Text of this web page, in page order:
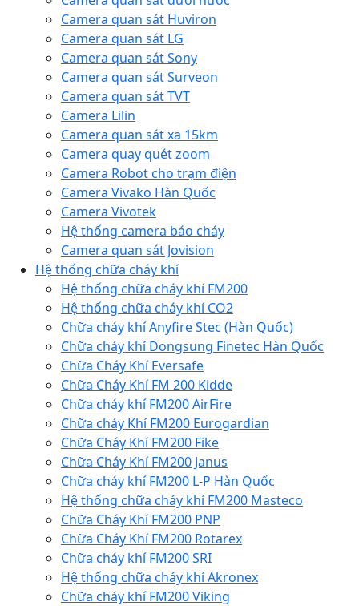
Camera quan sát Huviron
Camera quan sát LG
Camera quan sát Sony
Camera quan sát Surveon
Camera quan sát TVT
Camera Lilin
Camera quan sát xa 15km
Camera quay quét zoom
Camera Robot cho trạm điện
Camera Vivako Hàn Quốc
Camera Vivotek
Hệ thống camera báo cháy
Camera quan sát Jovision
Hệ thống chữa cháy khí
Hệ thống chữa cháy khí FM200
Hệ thống chữa cháy khí CO2
Chữa cháy khí Anyfire Stec (Hàn Quốc)
Chữa cháy khí Dongsung Finetec Hàn Quốc
Chữa Cháy Khí Eversafe
Chữa Cháy Khí FM 200 Kidde
Chữa cháy khí FM200 AirFire
Chữa cháy Khí FM200 Eurogardian
Chữa Cháy Khí FM200 Fike
Chữa Cháy Khí FM200 Janus
Chữa cháy khí FM200 L-P Hàn Quốc
Hệ thống chữa cháy khí FM200 Masteco
Chữa Cháy Khí FM200 PNP
Chữa Cháy Khí FM200 Rotarex
Chữa cháy khí FM200 SRI
Hệ thống chữa cháy khí Akronex
Chữa cháy khí FM200 Viking